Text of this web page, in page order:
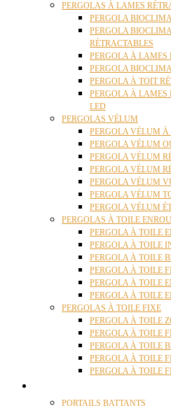
PERGOLAS À LAMES
PERGOLA
PERGOLA
RÉTRACTABLES
PERGOLA À LAMES
PERGOLA
PERGOLA À TOIT
PERGOLA À LAMES
LED
PERGOLAS VÉLUM
PERGOLA VÉLUM À
PERGOLA VÉLUM
PERGOLA VÉLUM
PERGOLA VÉLUM
PERGOLA VÉLUM
PERGOLA VÉLUM
PERGOLA VÉLUM
PERGOLAS À TOILE
PERGOLA À TOILE
PERGOLA À TOILE
PERGOLA À TOILE
PERGOLA À TOILE
PERGOLA À TOILE
PERGOLA À TOILE
PERGOLAS À TOILE FIXE
PERGOLA À TOILE
PERGOLA À TOILE
PERGOLA À TOILE
PERGOLA À TOILE
PERGOLA À TOILE
PORTAILS BATTANTS